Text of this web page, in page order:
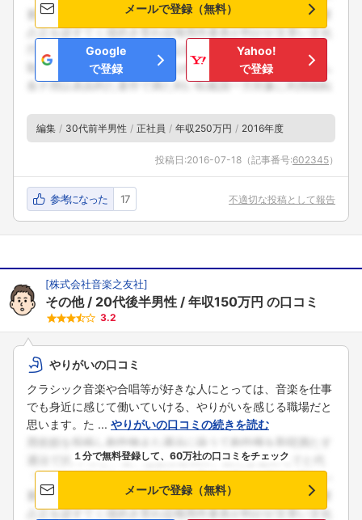
メールで登録（無料）
Google
で登録
Yahoo!
で登録
編集 30代前半男性 正社員 年収250万円 2016年度
投稿日:2016-07-18 （記事番号:602345）
参考になった 17 不適切な投稿として報告
[株式会社音楽之友社]
その他 20代後半男性 年収150万円 の口コミ
3.2
やりがいの口コミ
クラシック音楽や合唱等が好きな人にとっては、音楽を仕事
でも身近に感じて働いていける、やりがいを感じる職場だと
思います。た ... やりがいの口コミの続きを読む
１分で無料登録して、60万社の口コミをチェック
メールで登録（無料）